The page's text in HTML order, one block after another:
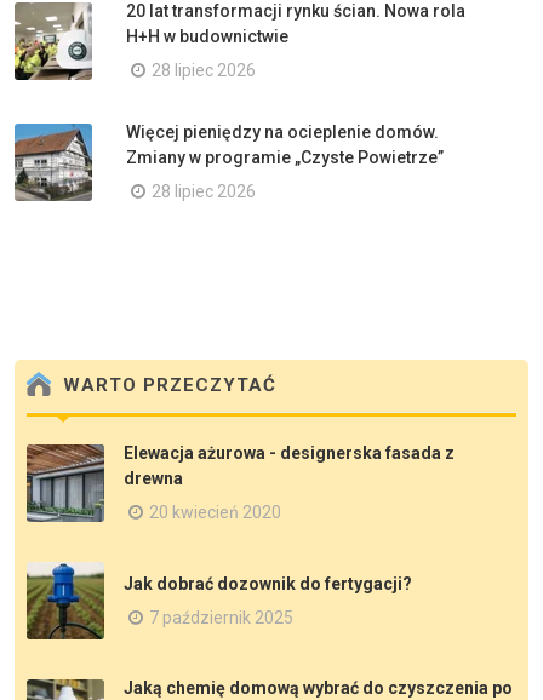
20 lat transformacji rynku ścian. Nowa rola
H+H w budownictwie
28 lipiec 2026
Więcej pieniędzy na ocieplenie domów.
Zmiany w programie „Czyste Powietrze”
28 lipiec 2026
WARTO PRZECZYTAĆ
Elewacja ażurowa - designerska fasada z
drewna
20 kwiecień 2020
Jak dobrać dozownik do fertygacji?
7 październik 2025
Jaką chemię domową wybrać do czyszczenia po